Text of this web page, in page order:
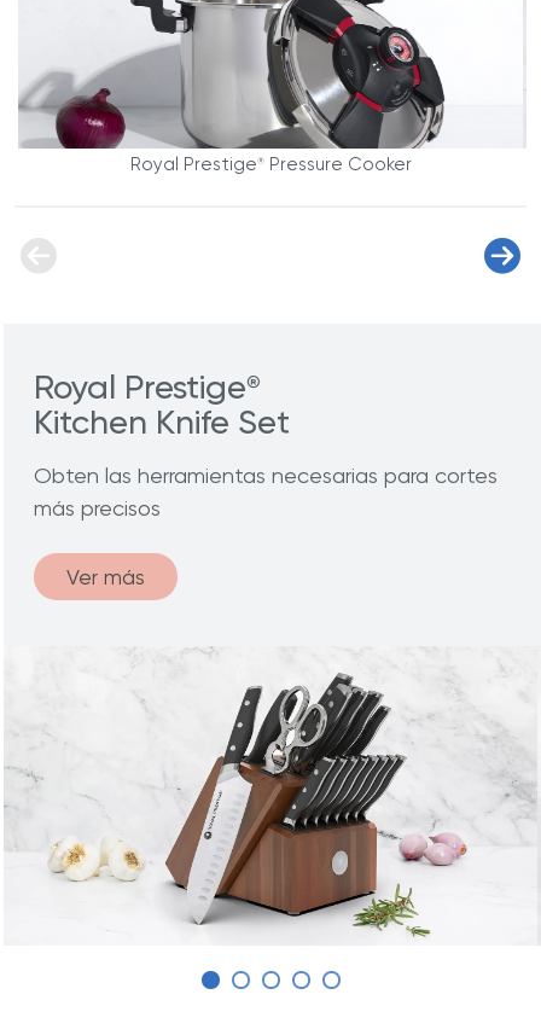
Royal Prestige®Pressure Cooker
Royal Prestige®
Kitchen Knife Set
Obten las herramientas necesarias para cortes
más precisos
Ver más